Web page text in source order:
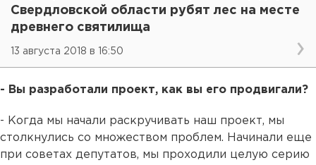
Свердловской области рубят лес на месте
древнего святилища
13 августа 2018 в 16:50
- Вы разработали проект, как вы его продвигали?
- Когда мы начали раскручивать наш проект, мы
столкнулись со множеством проблем. Начинали еще
при советах депутатов, мы проходили целую серию